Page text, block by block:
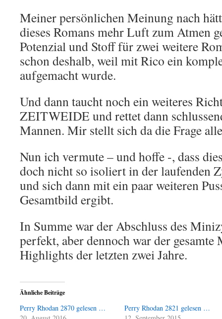
Meiner persönlichen Meinung nach
dieses Romans mehr Luft zum Atmen
Potenzial und Stoff für zwei weitere
schon deshalb, weil mit Rico ein
aufgemacht wurde.
Und dann taucht noch ein weiteres
ZEITWEIDE und rettet dann
Mannen. Mir stellt sich da die Frage
Nun ich vermute – und hoffe -, dass
doch nicht so isoliert in der laufenden
und sich dann mit ein paar weiteren
Gesamtbild ergibt.
In Summe war der Abschluss des
perfekt, aber dennoch war der
Highlights der letzten zwei Jahre.
Ähnliche Beiträge
Perry Rhodan 2870 gelesen …
Perry Rhodan 2821 gelesen …